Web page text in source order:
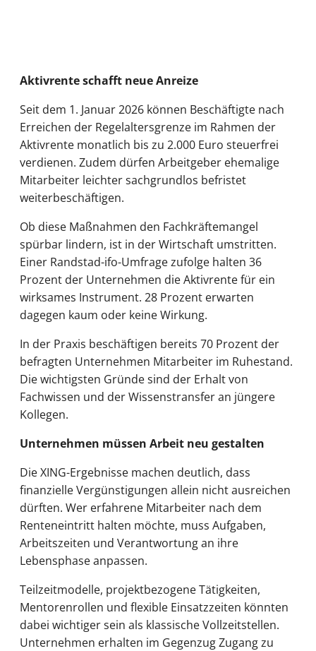
Aktivrente schafft neue Anreize
Seit dem 1. Januar 2026 können Beschäftigte nach
Erreichen der Regelaltersgrenze im Rahmen der
Aktivrente monatlich bis zu 2.000 Euro steuerfrei
verdienen. Zudem dürfen Arbeitgeber ehemalige
Mitarbeiter leichter sachgrundlos befristet
weiterbeschäftigen.
Ob diese Maßnahmen den Fachkräftemangel
spürbar lindern, ist in der Wirtschaft umstritten.
Einer Randstad-ifo-Umfrage zufolge halten 36
Prozent der Unternehmen die Aktivrente für ein
wirksames Instrument. 28 Prozent erwarten
dagegen kaum oder keine Wirkung.
In der Praxis beschäftigen bereits 70 Prozent der
befragten Unternehmen Mitarbeiter im Ruhestand.
Die wichtigsten Gründe sind der Erhalt von
Fachwissen und der Wissenstransfer an jüngere
Kollegen.
Unternehmen müssen Arbeit neu gestalten
Die XING-Ergebnisse machen deutlich, dass
finanzielle Vergünstigungen allein nicht ausreichen
dürften. Wer erfahrene Mitarbeiter nach dem
Renteneintritt halten möchte, muss Aufgaben,
Arbeitszeiten und Verantwortung an ihre
Lebensphase anpassen.
Teilzeitmodelle, projektbezogene Tätigkeiten,
Mentorenrollen und flexible Einsatzzeiten könnten
dabei wichtiger sein als klassische Vollzeitstellen.
Unternehmen erhalten im Gegenzug Zugang zu